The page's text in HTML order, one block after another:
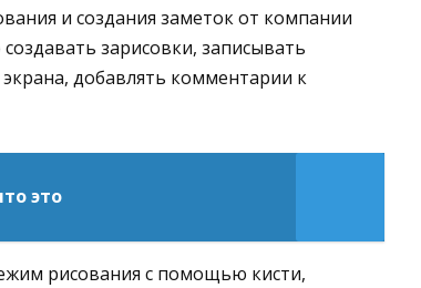
и создания заметок от компании
зарисовки, записывать
добавлять комментарии к
это
рисования с помощью кисти,